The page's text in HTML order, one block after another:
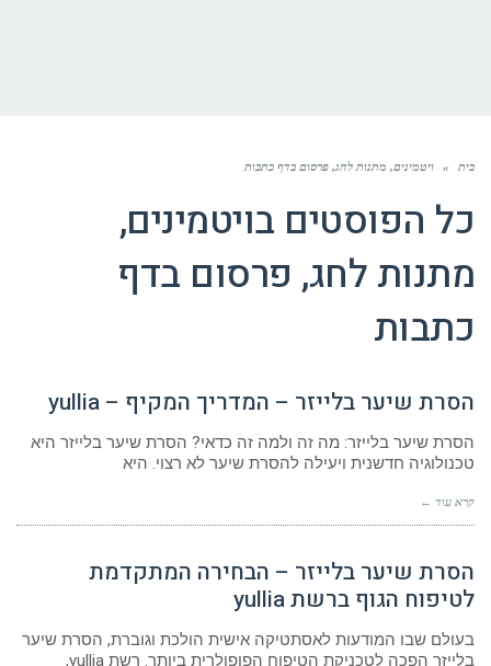
בית » ויטמינים, מתנות לחג, פרסום בדף כתבות
כל הפוסטים בויטמינים,
מתנות לחג, פרסום בדף
כתבות
הסרת שיער בלייזר – המדריך המקיף – yullia
הסרת שיער בלייזר: מה זה ולמה זה כדאי? הסרת שיער בלייזר היא
טכנולוגיה חדשנית ויעילה להסרת שיער לא רצוי. היא
קרא עוד ←
הסרת שיער בלייזר – הבחירה המתקדמת
לטיפוח הגוף ברשת yullia
בעולם שבו המודעות לאסתטיקה אישית הולכת וגוברת, הסרת שיער
בלייזר הפכה לטכניקת הטיפוח הפופולרית ביותר. רשת yullia,